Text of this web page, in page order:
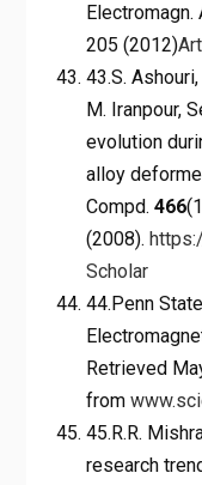
Electromagn.
205 (2012)
43.S.
M. Iranpour,
evolution
alloy
Compd. 466
(2008).
Scholar
44.Penn
Retrieved
from
45.R.R.
research